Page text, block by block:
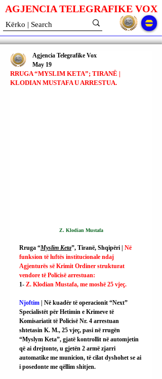
AGJENCIA TELEGRAFIKE VOX
RRUGA “MYSLIM KETA”; TIRANË |
KLODIAN MUSTAFA U ARRESTUA.
Agjencia Telegrafike Vox
May 19
Z. Klodian Mustafa
Rruga “Myslim Keta”, Tiranë, Shqipëri | Në
funksion të luftës institucionale ndaj
Agjenturës së Krimit Ordiner strukturat
vendore të Policisë arrestuan:
1- Z. Klodian Mustafa, me moshë 25 vjeç.
Njoftim | Në kuadër të operacionit “Next”
Specialistët për Hetimin e Krimeve të
Komisariatit të Policisë Nr. 4 arrestuan
shtetasin K. M., 25 vjeç, pasi në rrugën
“Myslym Keta”, gjatë kontrollit në automjetin
që ai drejtonte, u gjetën 2 armë zjarri
automatike me municion, të cilat dyshohet se ai
i posedonte me qëllim shitjen.